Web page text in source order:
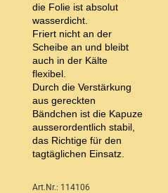
die Folie ist absolut
wasserdicht.
Friert nicht an der
Scheibe an und bleibt
auch in der Kälte
flexibel.
Durch die Verstärkung
aus gereckten
Bändchen ist die Kapuze
ausserordentlich stabil,
das Richtige für den
tagtäglichen Einsatz.
Art.Nr.: 114106